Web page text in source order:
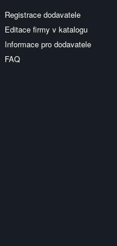
Registrace dodavatele
Editace firmy v katalogu
Informace pro dodavatele
FAQ